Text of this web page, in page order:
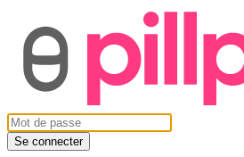
Se connecter